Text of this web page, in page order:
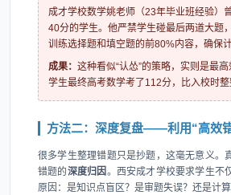
成才学校数学姚老师（23年毕业班经验）
40分的学生。他严禁学生碰最后两道大题
训练选择题和填空题的前80%内容，确保
成果： 这种看似“认怂”的策略，实则是最
学生最终高考数学考了112分，比入校时整
方法二：深度复盘——利用“高效
很多学生整理错题只是抄题，这毫无意义。
错题的深度归因 。西安成才学校要求学生不
原因：是知识点盲区？是审题失误？还是计算